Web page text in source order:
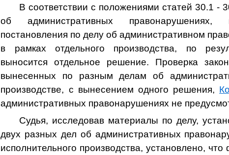
В соответствии с положениями статей 30.1 -
об административных правонарушениях,
постановления по делу об административном
в рамках отдельного производства, по
выносится отдельное решение. Проверка
вынесенных по разным делам об
производстве, с вынесением одного решения,
административных правонарушениях не
Судья, исследовав материалы по делу,
двух разных дел об административных
исполнительного производства, установлено,